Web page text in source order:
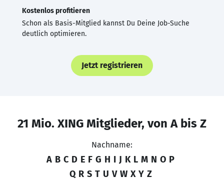
Kostenlos profitieren
Schon als Basis-Mitglied kannst Du Deine Job-Suche
deutlich optimieren.
Jetzt registrieren
21 Mio. XING Mitglieder, von A bis Z
Nachname:
A B C D E F G H I J K L M N O P
Q R S T U V W X Y Z